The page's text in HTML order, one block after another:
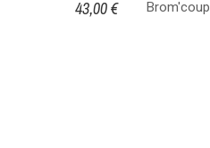
43,00 € Brom'coup